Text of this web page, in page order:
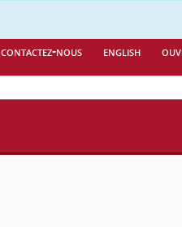
contactez-nous english